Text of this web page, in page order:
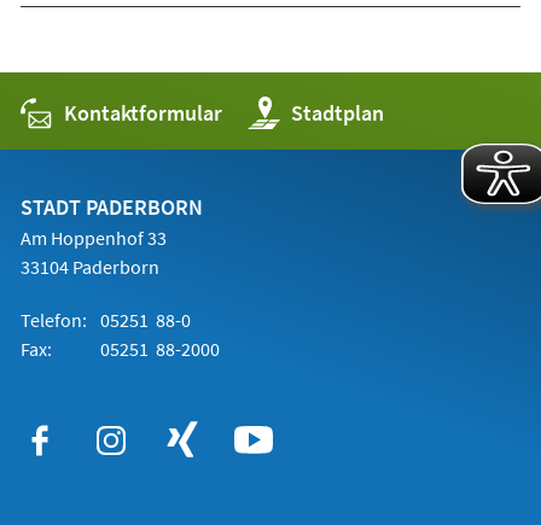
Kontaktformular Stadtplan
(Öffnet
in
einem
STADT PADERBORN
Am Hoppenhof 33
33104 Paderborn
Telefon: 05251 88-0
Fax:
05251 88-2000